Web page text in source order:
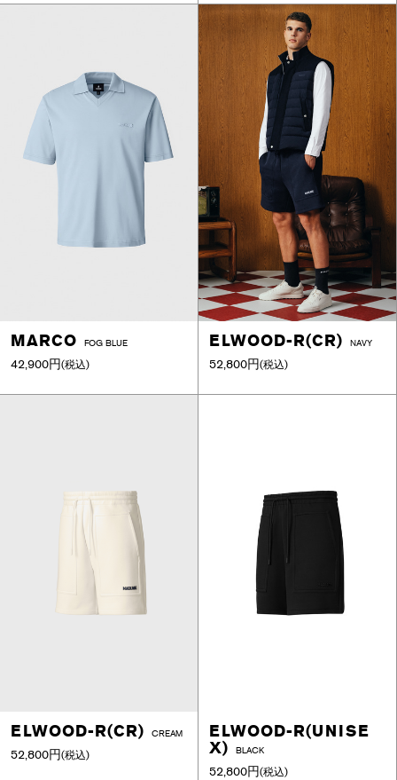
MARCO FOG BLUE
42,900円(税込)
ELWOOD-R(CR) NAVY
52,800円(税込)
ELWOOD-R(CR) CREAM
52,800円(税込)
ELWOOD-R(UNISE
X)
BLACK
52,800円(税込)